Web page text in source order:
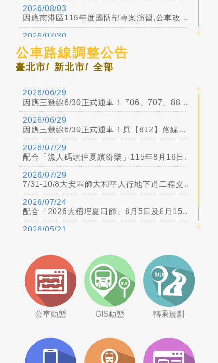
2026/08/03
因應南港區115年度國防部專案演習,公車改道措施詳公運處網頁新聞稿
2026/07/30
2026/07/24
公車路線調整公告
臺北市/ 新北市/ 全部
2026/06/29
因應三鶯線6/30正式通車！ 706、707、889、731調整公告
2026/06/29
因應三鶯線6/30正式通車！原【812】路線自115年6月30日起，縮駛至「捷運橫溪站」並調整路線番號為【三鶯2線】
2026/07/29
配合「漁人碼頭仲夏繽紛樂」115年8月16日、8月23日及8月30日跨河煙火活動交通管制，公車改道
2026/07/29
7/31-10/8大安區師大和平人行地下道工程交管公車改道詳公運處網站
2026/07/24
配合「2026大稻埕夏日節」8月5日及8月15日活動交通管制，公車改道
2026/05/21
公車動態 GIS動態 轉乘規劃